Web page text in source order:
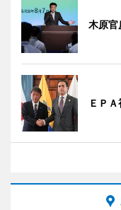
木原官
ＥＰ